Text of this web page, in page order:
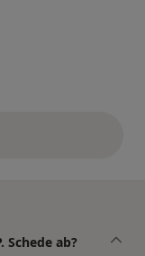
Schede ab?